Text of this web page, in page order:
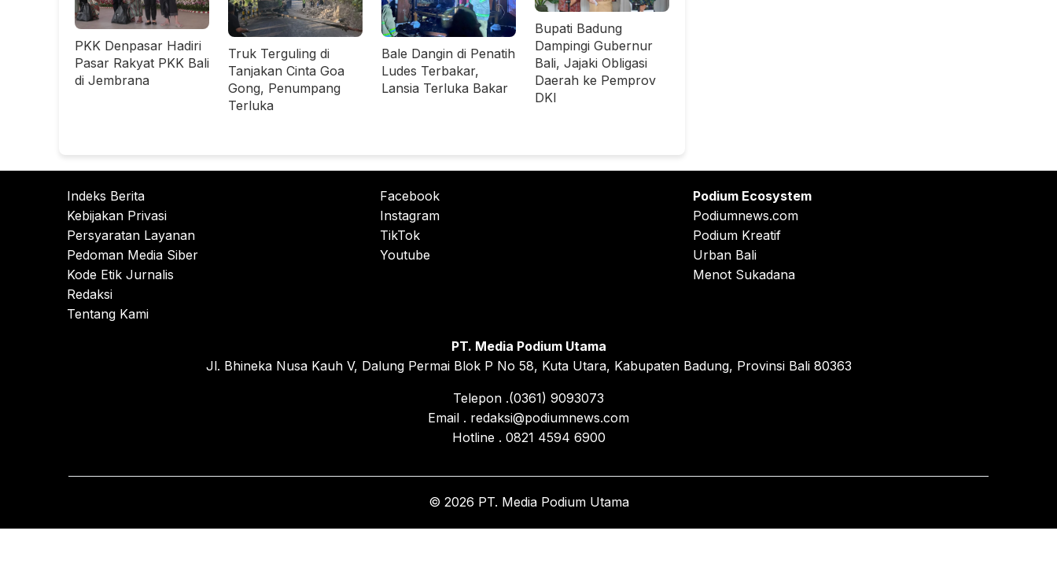
PKK Denpasar Hadiri
Pasar Rakyat PKK Bali
di Jembrana
Truk Terguling di
Tanjakan Cinta Goa
Gong, Penumpang
Terluka
Bale Dangin di Penatih
Ludes Terbakar,
Lansia Terluka Bakar
Bupati Badung
Dampingi Gubernur
Bali, Jajaki Obligasi
Daerah ke Pemprov
DKI
Indeks Berita
Kebijakan Privasi
Persyaratan Layanan
Pedoman Media Siber
Kode Etik Jurnalis
Redaksi
Tentang Kami
Facebook
Instagram
TikTok
Youtube
Podium Ecosystem
Podiumnews.com
Podium Kreatif
Urban Bali
Menot Sukadana
PT. Media Podium Utama
Jl. Bhineka Nusa Kauh V, Dalung Permai Blok P No 58, Kuta Utara, Kabupaten Badung, Provinsi Bali 80363
Telepon .(0361) 9093073
Email . redaksi@podiumnews.com
Hotline . 0821 4594 6900
© 2026 PT. Media Podium Utama